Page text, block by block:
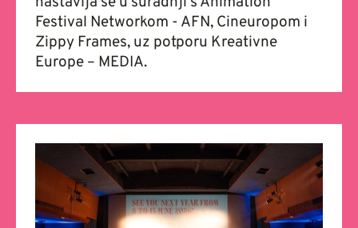
Festival Networkom - AFN, Cineuropom i
Zippy Frames, uz potporu Kreativne
Europe – MEDIA.